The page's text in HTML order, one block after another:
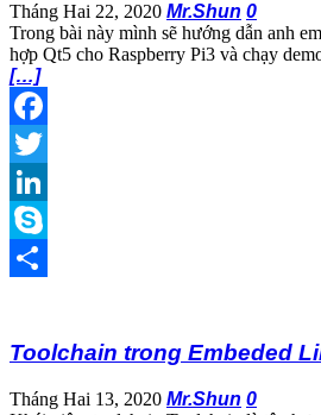
Tháng Hai 22, 2020 Mr.Shun 0
Trong bài này mình sẽ hướng dẫn anh
hợp Qt5 cho Raspberry Pi3 và chạy
[…]
Facebook
Twitter
LinkedIn
Skype
Toolchain trong Embeded
Tháng Hai 13, 2020 Mr.Shun 0